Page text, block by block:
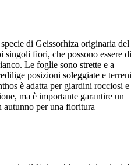
di Geissorhiza originaria del
singoli fiori, che possono essere di
Le foglie sono strette e a
posizioni soleggiate e terreni
è adatta per giardini rocciosi e
ma è importante garantire un
autunno per una fioritura